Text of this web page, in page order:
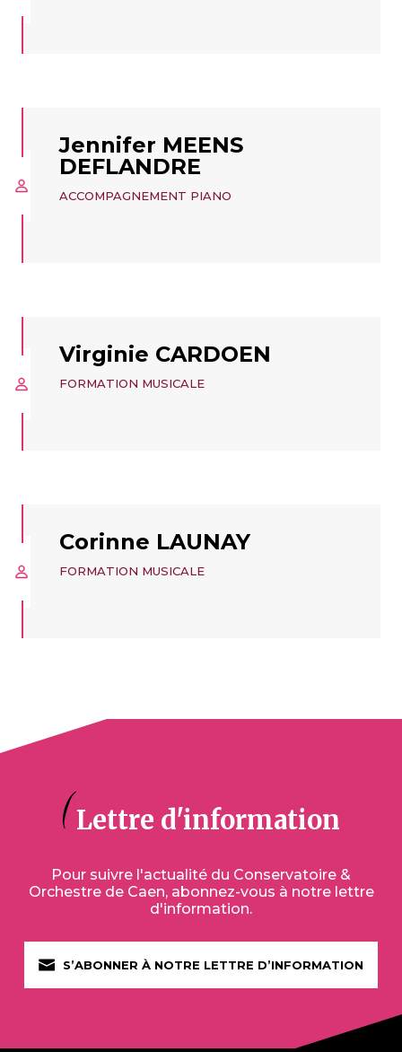
Jennifer MEENS
DEFLANDRE
ACCOMPAGNEMENT PIANO
Virginie CARDOEN
FORMATION MUSICALE
Corinne LAUNAY
FORMATION MUSICALE
Lettre d'information
Pour suivre l'actualité du Conservatoire &
Orchestre de Caen, abonnez-vous à notre lettre
d'information.
S’ABONNER À NOTRE LETTRE D’INFORMATION